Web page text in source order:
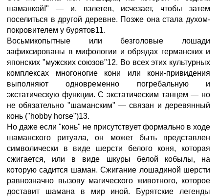
шаманкой!" — и, взлетев, исчезает, чтобы затем
поселиться в другой деревне. Позже она стала духом-
покровителем у бурятов11.
Восьмикопытные или безголовые лошади
зафиксированы в мифологии и обрядах германских и
японских "мужских союзов"12. Во всех этих культурных
комплексах многоногие кони или кони-привидения
выполняют одновременно погребальную и
экстатическую функции. С экстатическим танцем — но
не обязательно "шаманским" — связан и деревянный
конь ("hobby horse")13.
Но даже если "конь" не присутствует формально в ходе
шаманского ритуала, он может быть представлен
символически в виде шерсти белого коня, которая
сжигается, или в виде шкуры белой кобылы, на
которую садится шаман. Сжигание лошадиной шерсти
равнозначно вызову магического животного, которое
доставит шамана в мир иной. Бурятские легенды